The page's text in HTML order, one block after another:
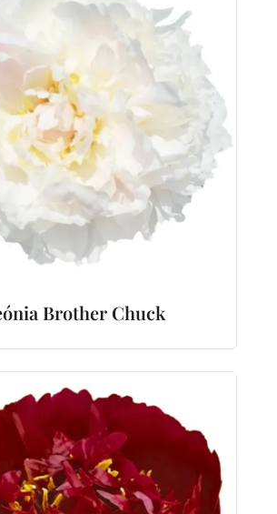
Brother Chuck